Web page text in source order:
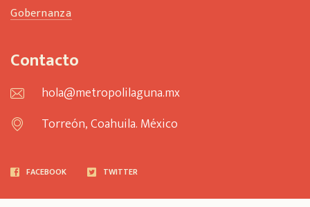
Gobernanza
Contacto
hola@metropolilaguna.mx
Torreón, Coahuila. México
FACEBOOK TWITTER